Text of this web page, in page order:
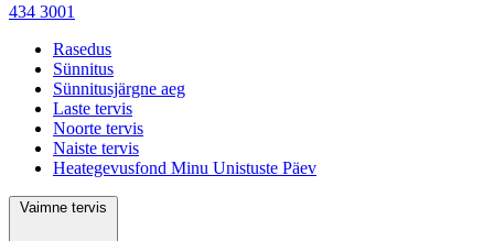
434 3001
Rasedus
Sünnitus
Sünnitusjärgne aeg
Laste tervis
Noorte tervis
Naiste tervis
Heategevusfond Minu Unistuste Päev
Vaimne tervis